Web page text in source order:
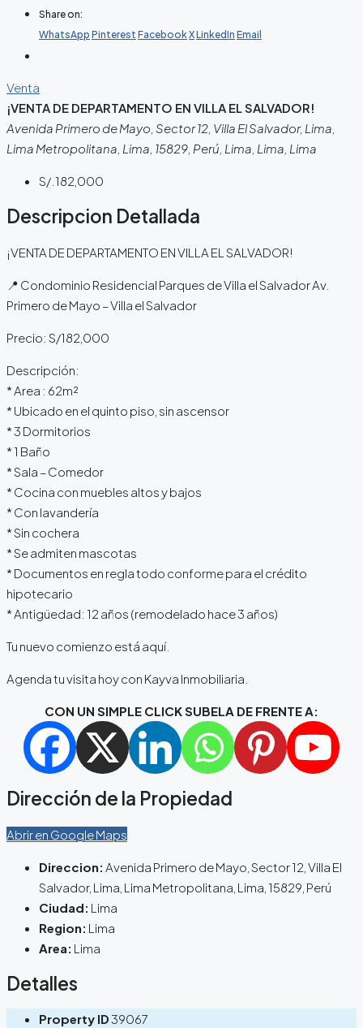
Share on:
WhatsApp Pinterest FacebookXLinkedIn Email
Venta
¡VENTA DE DEPARTAMENTO EN VILLA EL SALVADOR!
Avenida Primero de Mayo, Sector 12, Villa El Salvador, Lima,
Lima Metropolitana, Lima, 15829, Perú, Lima, Lima, Lima
S/.182,000
Descripcion Detallada
¡VENTA DE DEPARTAMENTO EN VILLA EL SALVADOR!
📍 Condominio Residencial Parques de Villa el Salvador Av.
Primero de Mayo – Villa el Salvador
Precio: S/182,000
Descripción:
* Area : 62m²
* Ubicado en el quinto piso, sin ascensor
* 3 Dormitorios
* 1 Baño
* Sala – Comedor
* Cocina con muebles altos y bajos
* Con lavandería
* Sin cochera
* Se admiten mascotas
* Documentos en regla todo conforme para el crédito
hipotecario
* Antigüedad: 12 años (remodelado hace 3 años)
Tu nuevo comienzo está aquí.
Agenda tu visita hoy con Kayva Inmobiliaria.
CON UN SIMPLE CLICK SUBELA DE FRENTE A:
Dirección de la Propiedad
Abrir en Google Maps
Direccion: Avenida Primero de Mayo, Sector 12, Villa El
Salvador, Lima, Lima Metropolitana, Lima, 15829, Perú
Ciudad: Lima
Region: Lima
Area: Lima
Detalles
Property ID39067